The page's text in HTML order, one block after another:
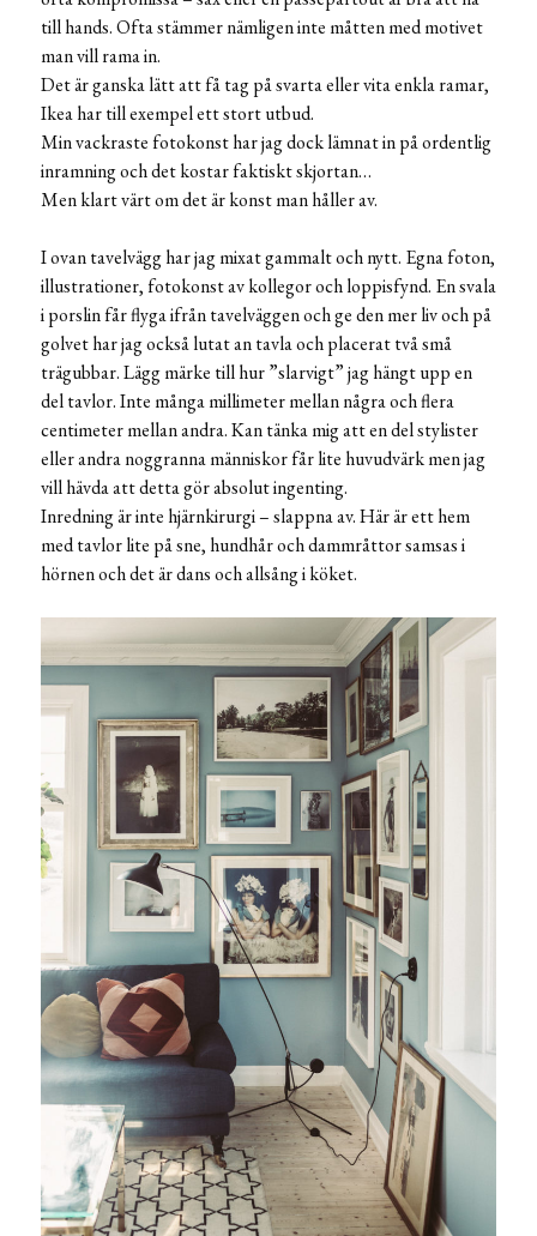
till hands. Ofta stämmer nämligen inte måtten med motivet
man vill rama in.
Det är ganska lätt att få tag på svarta eller vita enkla ramar,
Ikea har till exempel ett stort utbud.
Min vackraste fotokonst har jag dock lämnat in på ordentlig
inramning och det kostar faktiskt skjortan…
Men klart värt om det är konst man håller av.
I ovan tavelvägg har jag mixat gammalt och nytt. Egna foton,
illustrationer, fotokonst av kollegor och loppisfynd. En svala
i porslin får flyga ifrån tavelväggen och ge den mer liv och på
golvet har jag också lutat an tavla och placerat två små
trägubbar. Lägg märke till hur ”slarvigt” jag hängt upp en
del tavlor. Inte många millimeter mellan några och flera
centimeter mellan andra. Kan tänka mig att en del stylister
eller andra noggranna människor får lite huvudvärk men jag
vill hävda att detta gör absolut ingenting.
Inredning är inte hjärnkirurgi – slappna av. Här är ett hem
med tavlor lite på sne, hundhår och dammråttor samsas i
hörnen och det är dans och allsång i köket.